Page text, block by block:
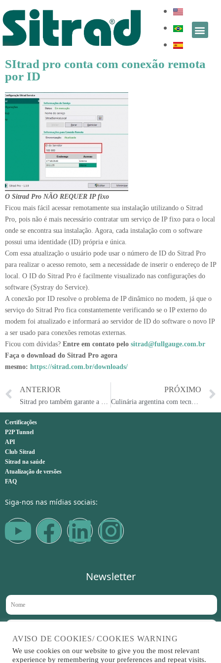
SItrad pro conta com conexão remota
por ID
O Sitrad Pro NÃO REQUER IP fixo
Ficou mais fácil acessar remotamente sua instalação utilizando o Sitrad
Pro, pois não é mais necessário contratar um serviço de IP fixo para o local
onde se encontra sua instalação. Agora, cada instalação com o software
possui uma identidade (ID) própria e única.
Com essa atualização o usuário pode usar o número de ID do Sitrad Pro
para realizar o acesso remoto, sem a necessidade de inserir o endereço de IP
local. O ID do Sitrad Pro é facilmente visualizado nas configurações do
software (Systray do Service).
A conexão por ID resolve o problema de IP dinâmico no modem, já que o
serviço do Sitrad Pro fica constantemente verificando se o IP externo do
modem foi atualizado e informará ao servidor de ID do software o novo IP
a ser usado para conexões remotas externas.
Ficou com dúvidas? Entre em contato pelo sitrad@fullgauge.com.br
Faça o download do Sitrad Pro agora
mesmo: https://sitrad.com.br/downloads/
ANTERIOR PRÓXIMO
Certificações
P2P Tunnel
API
Club Sitrad
Sitrad na saúde
Atualização de versões
FAQ
Siga-nos nas mídias sociais:
Newsletter
Aceito receber novidades no meu e-mail periodicamente
AVISO DE COOKIES/ COOKIES WARNING
We use cookies on our website to give you the most relevant
experience by remembering your preferences and repeat visits.